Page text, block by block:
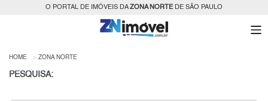
O PORTAL DE IMÓVEIS DAZONA NORTEDE SÃO PAULO
HOME ZONA NORTE
PESQUISA: